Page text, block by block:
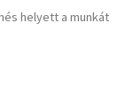
helyett a munkát